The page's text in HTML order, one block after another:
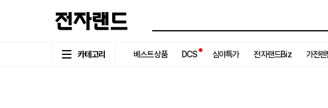
카테고리 베스트상품 DCS 심야특가 전자랜드Biz 가전렌